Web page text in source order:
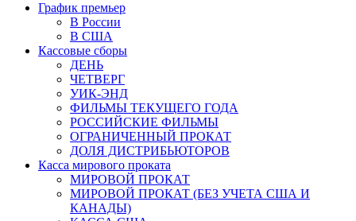
График премьер
В России
В США
Кассовые сборы
ДЕНЬ
ЧЕТВЕРГ
УИК-ЭНД
ФИЛЬМЫ ТЕКУЩЕГО ГОДА
РОССИЙСКИЕ ФИЛЬМЫ
ОГРАНИЧЕННЫЙ ПРОКАТ
ДОЛЯ ДИСТРИБЬЮТОРОВ
Касса мирового проката
МИРОВОЙ ПРОКАТ
МИРОВОЙ ПРОКАТ (БЕЗ УЧЕТА США И
КАНАДЫ)